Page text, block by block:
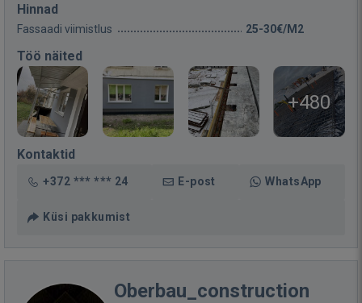
Hinnad
Fassaadi viimistlus 25-30€/M2
Töö näited
+480
Kontaktid
+372 *** *** 24 E-post WhatsApp
Küsi pakkumist
Oberbau_construction